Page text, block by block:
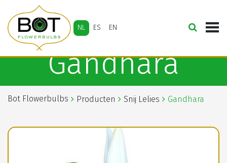
NL ES EN
Gandhara
Bot Flowerbulbs Producten Snij Lelies Gandhara